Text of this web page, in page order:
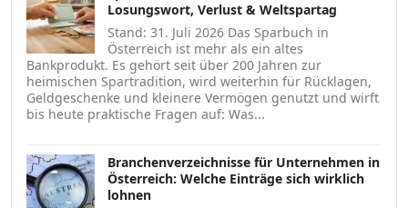
Losungswort, Verlust & Weltspartag
Stand: 31. Juli 2026 Das Sparbuch in
Österreich ist mehr als ein altes
Bankprodukt. Es gehört seit über 200 Jahren zur
heimischen Spartradition, wird weiterhin für Rücklagen,
Geldgeschenke und kleinere Vermögen genutzt und wirft
bis heute praktische Fragen auf: Was...
Branchenverzeichnisse für Unternehmen in
Österreich: Welche Einträge sich wirklich
lohnen